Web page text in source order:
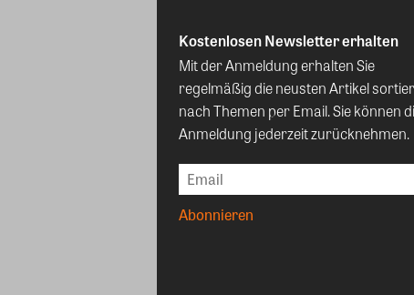
Kostenlosen Newsletter erhalten
Mit der Anmeldung erhalten Sie
regelmäßig die neusten Artikel
nach Themen per Email. Sie können
Anmeldung jederzeit zurücknehmen.